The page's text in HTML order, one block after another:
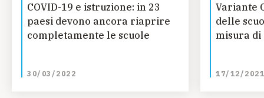
COVID-19 e istruzione: in 23
paesi devono ancora riaprire
completamente le scuole
30/03/2022
Variante
delle
misura di
17/12/2021